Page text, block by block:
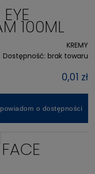
100ML
KREMY
Dostępność: brak towaru
0,01 zł
powiadom o dostępności